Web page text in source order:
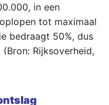
in een
tot maximaal
bedraagt 50%, dus
Rijksoverheid,